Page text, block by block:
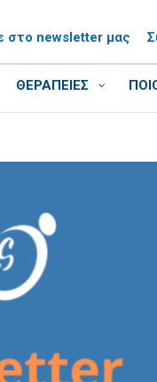
στο newsletter μας
ΘΕΡΑΠΕΙΕΣ